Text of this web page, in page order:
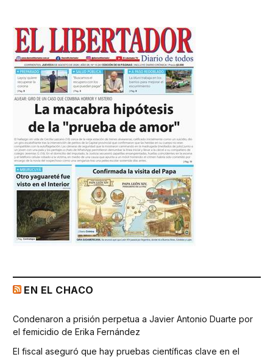
EN EL CHACO
Condenaron a prisión perpetua a Javier Antonio Duarte por
el femicidio de Erika Fernández
El fiscal aseguró que hay pruebas científicas clave en el